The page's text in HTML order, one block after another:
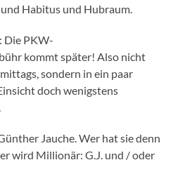
Habitus und Hubraum.
Die PKW-
kommt später! Also nicht
sondern in ein paar
doch wenigstens
Jauche. Wer hat sie denn
wird Millionär: G.J. und / oder